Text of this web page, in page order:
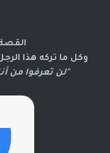
وكل ما تركه هذا
"لن تعرفوا من